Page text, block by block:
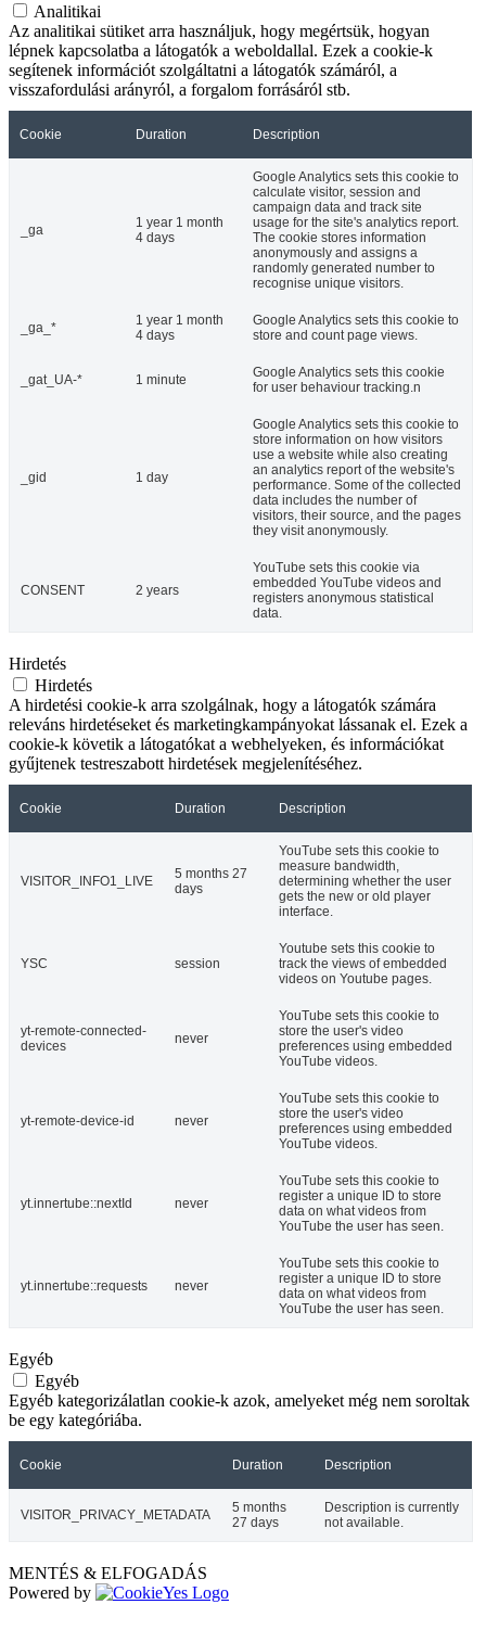
Analitikai
Az analitikai sütiket arra használjuk, hogy megértsük, hogyan
lépnek kapcsolatba a látogatók a weboldallal. Ezek a cookie-k
segítenek információt szolgáltatni a látogatók számáról, a
visszafordulási arányról, a forgalom forrásáról stb.
Cookie Duration Description
_ga
1 year 1 month
4 days
Google Analytics sets this cookie to
calculate visitor, session and
campaign data and track site
usage for the site's analytics report.
The cookie stores information
anonymously and assigns a
randomly generated number to
recognise unique visitors.
_ga_*
1 year 1 month
4 days
Google Analytics sets this cookie to
store and count page views.
_gat_UA-* 1 minute
Google Analytics sets this cookie
for user behaviour tracking.n
_gid 1 day
Google Analytics sets this cookie to
store information on how visitors
use a website while also creating
an analytics report of the website's
performance. Some of the collected
data includes the number of
visitors, their source, and the pages
they visit anonymously.
CONSENT 2 years
YouTube sets this cookie via
embedded YouTube videos and
registers anonymous statistical
data.
Hirdetés
Hirdetés
A hirdetési cookie-k arra szolgálnak, hogy a látogatók számára
releváns hirdetéseket és marketingkampányokat lássanak el. Ezek a
cookie-k követik a látogatókat a webhelyeken, és információkat
gyűjtenek testreszabott hirdetések megjelenítéséhez.
Cookie Duration Description
VISITOR_INFO1_LIVE
5 months 27
days
YouTube sets this cookie to
measure bandwidth,
determining whether the user
gets the new or old player
interface.
YSC session
Youtube sets this cookie to
track the views of embedded
videos on Youtube pages.
yt-remote-connected-
devices
never
YouTube sets this cookie to
store the user's video
preferences using embedded
YouTube videos.
yt-remote-device-id never
YouTube sets this cookie to
store the user's video
preferences using embedded
YouTube videos.
yt.innertube::nextId never
YouTube sets this cookie to
register a unique ID to store
data on what videos from
YouTube the user has seen.
yt.innertube::requests never
YouTube sets this cookie to
register a unique ID to store
data on what videos from
YouTube the user has seen.
Egyéb
Egyéb
Egyéb kategorizálatlan cookie-k azok, amelyeket még nem soroltak
be egy kategóriába.
Cookie Duration Description
VISITOR_PRIVACY_METADATA
5 months
27 days
Description is currently
not available.
MENTÉS & ELFOGADÁS
Powered by